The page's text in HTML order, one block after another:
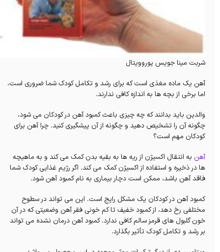
شربت مینا جویس یوروویتال
آهن یک ماده مغذی است که برای رشد و تکامل کودک شما ضروری است،
اما برخی از بچه ها به اندازه کافی ندارند.
والدین باید بدانند که چه چیزی باعث کمبود آهن در کودکان می شود،
چگونه آن را تشخیص دهید و چگونه از آن پیشگیری کنید. چرا آهن برای
کودکان مهم است؟
آهن به انتقال اکسیژن از ریه ها به بقیه بدن کمک می کند و به ماهیچه
ها در ذخیره و استفاده از اکسیژن کمک می کند. اگر رژیم غذایی کودک شما
فاقد آهن باشد، ممکن است دچار بیماری به نام کمبود آهن شود.
کمبود آهن در کودکان یک مشکل رایج است. این می تواند در سطوح
مختلفی رخ دهد، از کمبود خفیف تا کم خونی فقر آهن وضعیتی که در آن
خون گلبول های قرمز سالم کافی ندارد.کمبود آهن درمان نشده می تواند
بر رشد و تکامل کودک تأثیر بگذارد.